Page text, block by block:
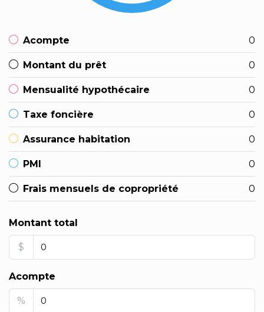
Acompte 0
Montant du prêt 0
Mensualité hypothécaire 0
Taxe foncière 0
Assurance habitation 0
PMI 0
Frais mensuels de copropriété 0
Montant total
$
Acompte
%